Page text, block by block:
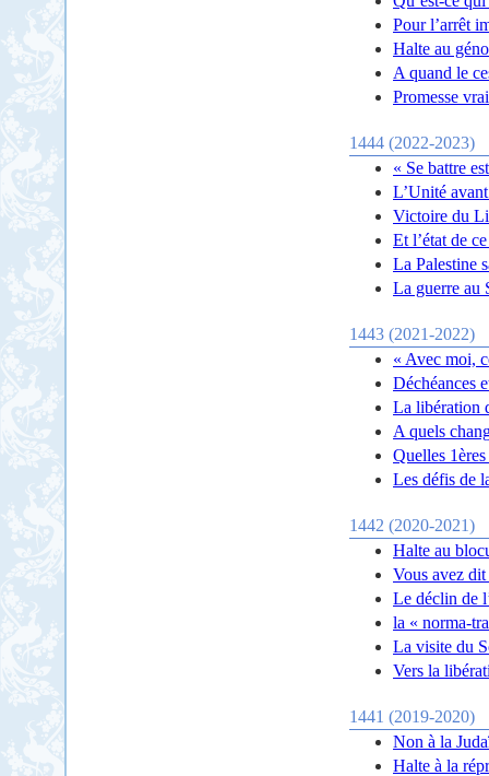
Pour l’arrêt
Halte au
A quand le
Promesse
1444 (2022-2023)
« Se battre
L’Unité
Victoire du
Et l’état de
La Palestine
La guerre au
1443 (2021-2022)
« Avec moi,
Déchéances
La libération
A quels
Quelles
Les défis de
1442 (2020-2021)
Halte au
Vous avez
Le déclin de
la « norma-
La visite du
Vers la
1441 (2019-2020)
Non à la
Halte à la